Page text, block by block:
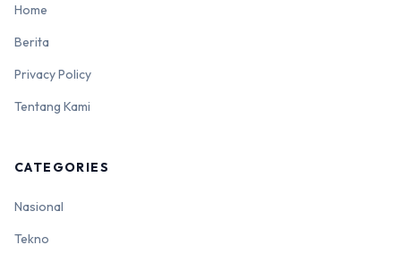
Home
Berita
Privacy Policy
Tentang Kami
CATEGORIES
Nasional
Tekno